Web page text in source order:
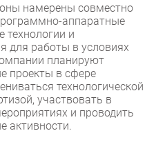
намерены совместно
аппаратные
и
для работы в условиях
планируют
проекты в сфере
технологической
участвовать в
и проводить
активности.